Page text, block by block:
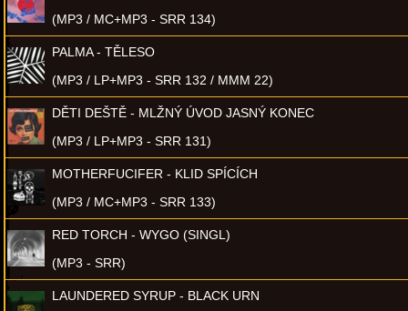
(MP3 / MC+MP3 - SRR 134)
PALMA - TĚLESO
(MP3 / LP+MP3 - SRR 132 / MMM 22)
DĚTI DEŠTĚ - MLŽNÝ ÚVOD JASNÝ KONEC
(MP3 / LP+MP3 - SRR 131)
MOTHERFUCIFER - KLID SPÍCÍCH
(MP3 / MC+MP3 - SRR 133)
RED TORCH - WYGO (SINGL)
(MP3 - SRR)
LAUNDERED SYRUP - BLACK URN